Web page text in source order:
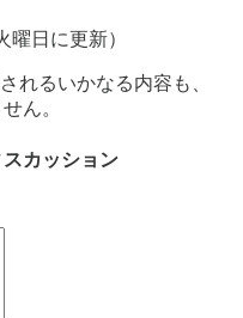
曜日に更新）
れるいかなる内容も、
ん。
カッション